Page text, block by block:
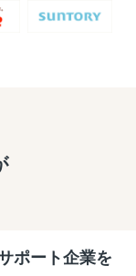
ポート企業を